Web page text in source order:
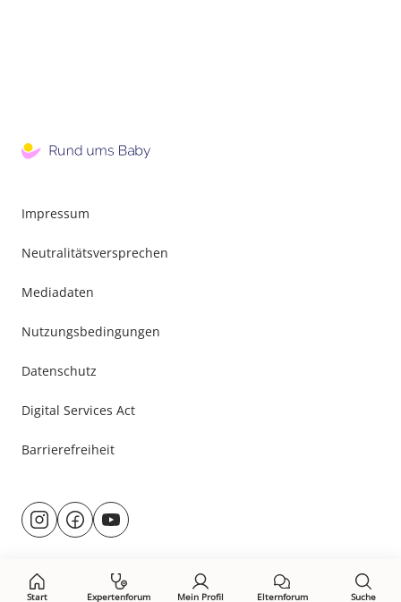
Start Expertenforum Mein Profil Elternforum Suche
Impressum
Neutralitätsversprechen
Mediadaten
Nutzungsbedingungen
Datenschutz
Digital Services Act
Barrierefreiheit
Besuche
uns@rund.ums.baby
facebook.com/rundumsbaby.de
youtube.com/@rundumsbaby_